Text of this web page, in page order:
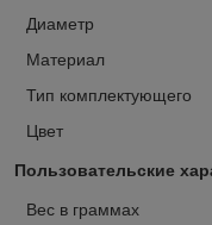
Диаметр
Материал
Тип комплектующего
Цвет
Пользовательские
Вес в граммах